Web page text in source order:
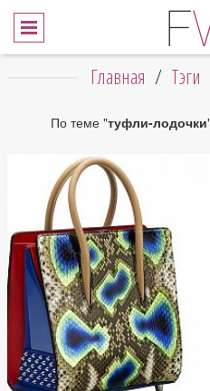
Главная / Тэги
По теме "туфли-лодочки